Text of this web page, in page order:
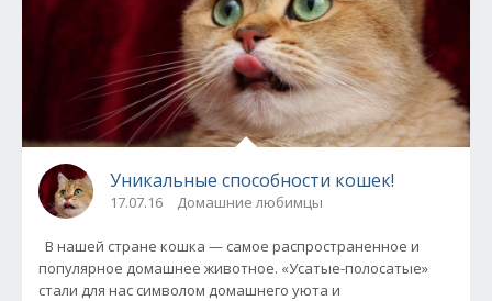
Уникальные способности кошек!
17.07.16 Домашние любимцы
В нашей стране кошка — самое распространенное и
популярное домашнее животное. «Усатые-полосатые»
стали для нас символом домашнего уюта и